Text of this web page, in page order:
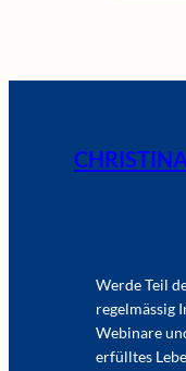
Werde Teil
regelmässig
Webinare
erfülltes